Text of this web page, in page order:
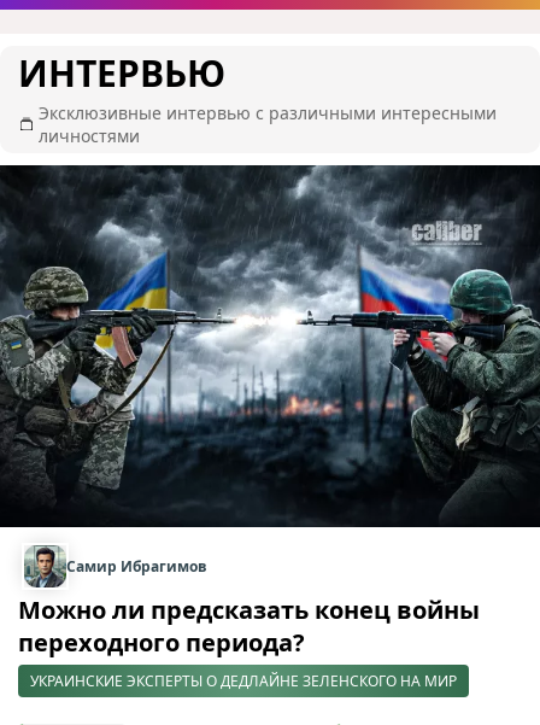
ИНТЕРВЬЮ
Эксклюзивные интервью с различными интересными
личностями
Самир Ибрагимов
Можно ли предсказать конец войны
переходного периода?
УКРАИНСКИЕ ЭКСПЕРТЫ О ДЕДЛАЙНЕ ЗЕЛЕНСКОГО НА МИР